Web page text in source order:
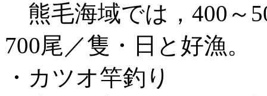
熊毛海域では，400～
700尾／隻・日と好漁。
・カツオ竿釣り